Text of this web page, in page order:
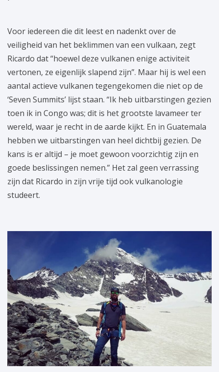
Voor iedereen die dit leest en nadenkt over de
veiligheid van het beklimmen van een vulkaan, zegt
Ricardo dat “hoewel deze vulkanen enige activiteit
vertonen, ze eigenlijk slapend zijn”. Maar hij is wel een
aantal actieve vulkanen tegengekomen die niet op de
‘Seven Summits’ lijst staan. “Ik heb uitbarstingen gezien
toen ik in Congo was; dit is het grootste lavameer ter
wereld, waar je recht in de aarde kijkt. En in Guatemala
hebben we uitbarstingen van heel dichtbij gezien. De
kans is er altijd – je moet gewoon voorzichtig zijn en
goede beslissingen nemen.” Het zal geen verrassing
zijn dat Ricardo in zijn vrije tijd ook vulkanologie
studeert.